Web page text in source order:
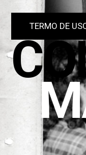
TERMO DE